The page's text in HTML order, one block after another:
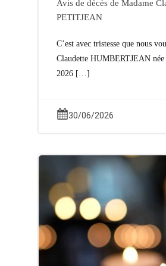
Avis de décès de Madame
PETITJEAN
C’est avec tristesse que nous
Claudette HUMBERTJEAN
2026 […]
30/06/2026